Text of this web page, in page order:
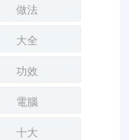
做法
大全
功效
電腦
十大